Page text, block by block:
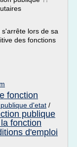
lors de sa
des fonctions
fonction
d'etat /
publique
fonction
d'emploi